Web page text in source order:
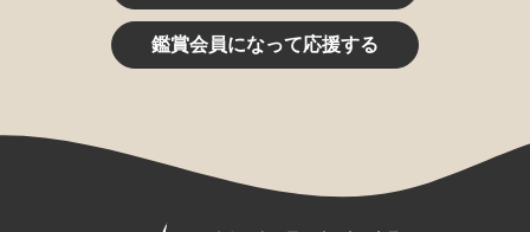
鑑賞会員になって応援する